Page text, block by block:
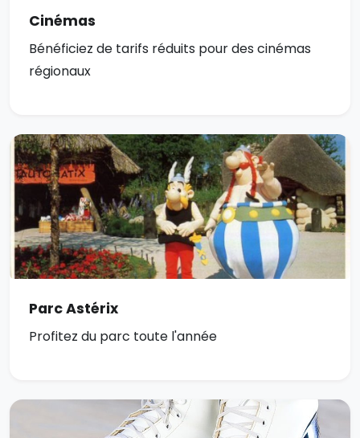
Cinémas
Bénéficiez de tarifs réduits pour des cinémas
régionaux
Parc Astérix
Profitez du parc toute l'année